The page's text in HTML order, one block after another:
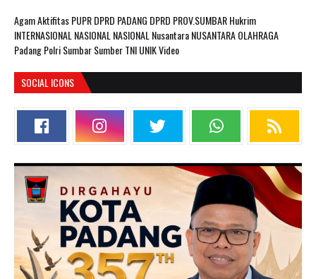
AgamAktifitas PUPRDPRD PADANG DPRD PROV.SUMBARHukrim
INTERNASIONAL NASIONAL NASIONAL NusantaraNUSANTARAOLAHRAGA
PadangPolriSumbarSumberTNIUNIKVideo
SOCIAL ICONS